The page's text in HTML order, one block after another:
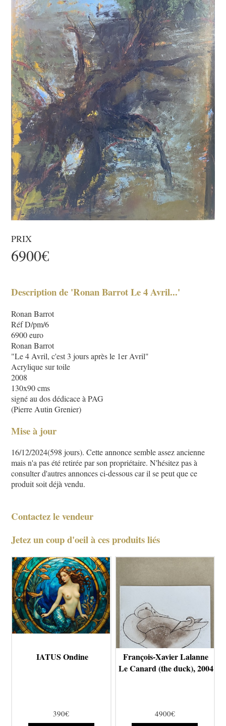
PRIX
6900€
Description de 'Ronan Barrot Le 4 Avril...'
Ronan Barrot
Réf D/pm/6
6900 euro
Ronan Barrot
"Le 4 Avril, c'est 3 jours après le 1er Avril"
Acrylique sur toile
2008
130x90 cms
signé au dos dédicace à PAG
(Pierre Autin Grenier)
Mise à jour
16/12/2024(598 jours). Cette annonce semble assez ancienne
mais n'a pas été retirée par son propriétaire. N'hésitez pas à
consulter d'autres annonces ci-dessous car il se peut que ce
produit soit déjà vendu.
Contactez le vendeur
Jetez un coup d'oeil à ces produits liés
IATUS Ondine
390€
François-Xavier Lalanne
Le Canard (the duck), 2004
4900€